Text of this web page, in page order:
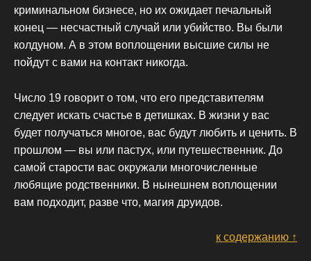
криминальном бизнесе, но их ожидает печальный
конец — несчастный случай или убийство. Вы были
колдуном. А в этом воплощении высшие силы не
пойдут с вами на контакт никогда.
Число 19 говорит о том, что его представителям
следует искать счастье в детишках. В жизни у вас
будет получаться многое, вас будут любить и ценить. В
прошлом — вы или пастух, или путешественник. До
самой старости вас окружали многочисленные
любящие родственники. В нынешнем воплощении
вам подходит, разве что, магия друидов.
к содержанию ↑